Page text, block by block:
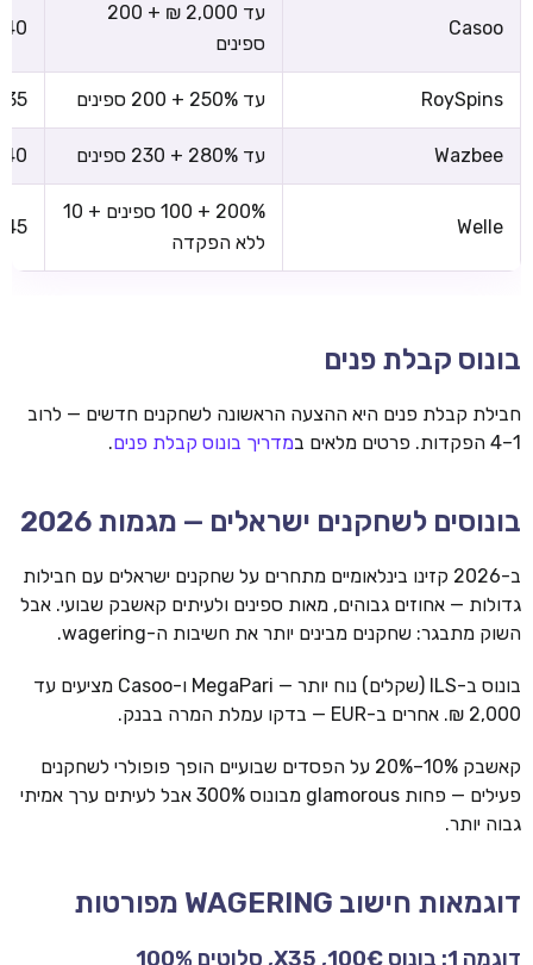
Casoo
עד 2,000 ₪ + 200
ספינים
RoySpins עד 250% + 200 ספינים
Wazbee עד 280% + 230 ספינים
Welle
200% + 100 ספינים + 10
ללא הפקדה
בונוס קבלת פנים
חבילת קבלת פנים היא ההצעה הראשונה לשחקנים חדשים — לרוב
1–4 הפקדות. פרטים מלאים ב
מדריך בונוס קבלת פנים.
בונוסים לשחקנים ישראלים — מגמות 2026
ב-2026 קזינו בינלאומיים מתחרים על שחקנים ישראלים עם חבילות
גדולות — אחוזים גבוהים, מאות ספינים ולעיתים קאשבק שבועי. אבל
השוק מתבגר: שחקנים מבינים יותר את חשיבות ה-wagering.
בונוס ב-ILS (שקלים) נוח יותר — MegaPari ו-Casoo מציעים עד
2,000 ₪. אחרים ב-EUR — בדקו עמלת המרה בבנק.
קאשבק 10%–20% על הפסדים שבועיים הופך פופולרי לשחקנים
פעילים — פחות glamorous מבונוס 300% אבל לעיתים ערך אמיתי
גבוה יותר.
דוגמאות חישוב WAGERING מפורטות
דוגמה 1: בונוס 100€, X35, סלוטים 100%